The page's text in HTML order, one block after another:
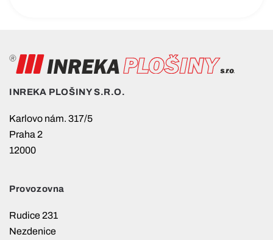
INREKA PLOŠINY S.R.O.
Karlovo nám. 317/5
Praha 2
12000
Provozovna
Rudice 231
Nezdenice